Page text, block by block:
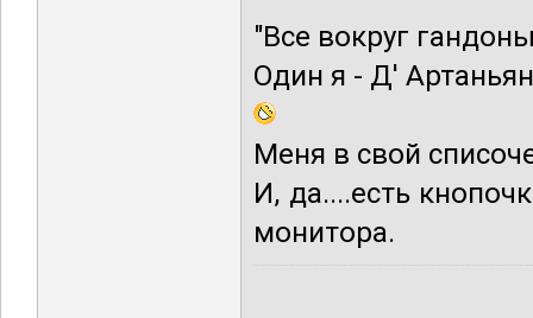
"Все вокруг
Один я - Д'
Меня в свой
И, да....есть
монитора.